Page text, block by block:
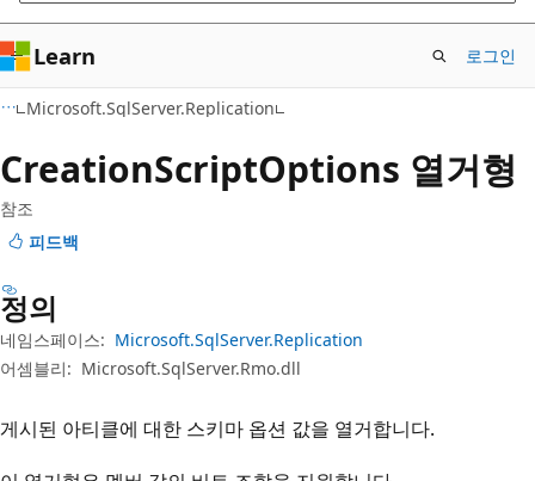
뛰
기Learn 로그인
Microsoft.SqlServer.Replication
CreationScriptOptions 열거형
참조
피드백
정의
네임스페이스: Microsoft.SqlServer.Replication
어셈블리: Microsoft.SqlServer.Rmo.dll
게시된 아티클에 대한 스키마 옵션 값을 열거합니다.